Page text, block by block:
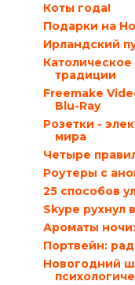
Коты года!
Подарки на
Ирландский
традиции
Freemake
Blu-Ray
Розетки -
мира
Четыре
Роутеры с
25 способов
Skype рухнул
Ароматы
Портвейн:
Новогодний